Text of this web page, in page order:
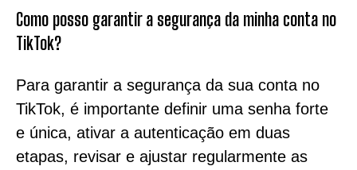
Como posso garantir a segurança da minha conta no
TikTok?
Para garantir a segurança da sua conta no
TikTok, é importante definir uma senha forte
e única, ativar a autenticação em duas
etapas, revisar e ajustar regularmente as